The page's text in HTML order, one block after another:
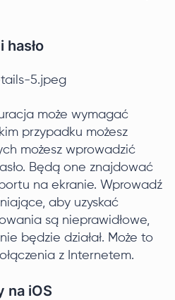
może wymagać
przypadku możesz
możesz wprowadzić
Będą one znajdować
na ekranie. Wprowadź
aby uzyskać
są nieprawidłowe,
będzie działał. Może to
z Internetem.
na iOS